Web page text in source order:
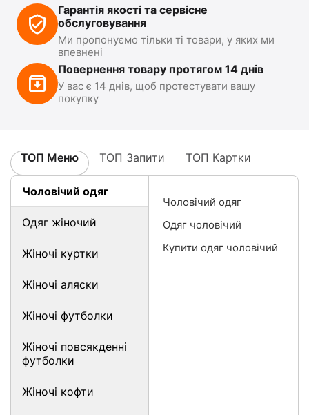
Гарантія якості та сервісне
обслуговування
Ми пропонуємо тільки ті товари, у яких ми
впевнені
Повернення товару протягом 14 днів
У вас є 14 днів, щоб протестувати вашу
покупку
ТОП Меню ТОП Запити ТОП Картки
Чоловічий одяг
Одяг жіночий
Жіночі куртки
Жіночі аляски
Жіночі футболки
Жіночі повсякденні
футболки
Жіночі кофти
Чоловічий одяг
Одяг чоловічий
Купити одяг чоловічий